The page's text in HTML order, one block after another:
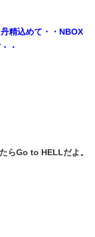
精込めて・・NBOX
・
らGo to HELLだよ。